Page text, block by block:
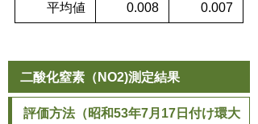
平均値 0.008 0.007
二酸化窒素（NO2)測定結果
評価方法（昭和53年7月17日付け環大